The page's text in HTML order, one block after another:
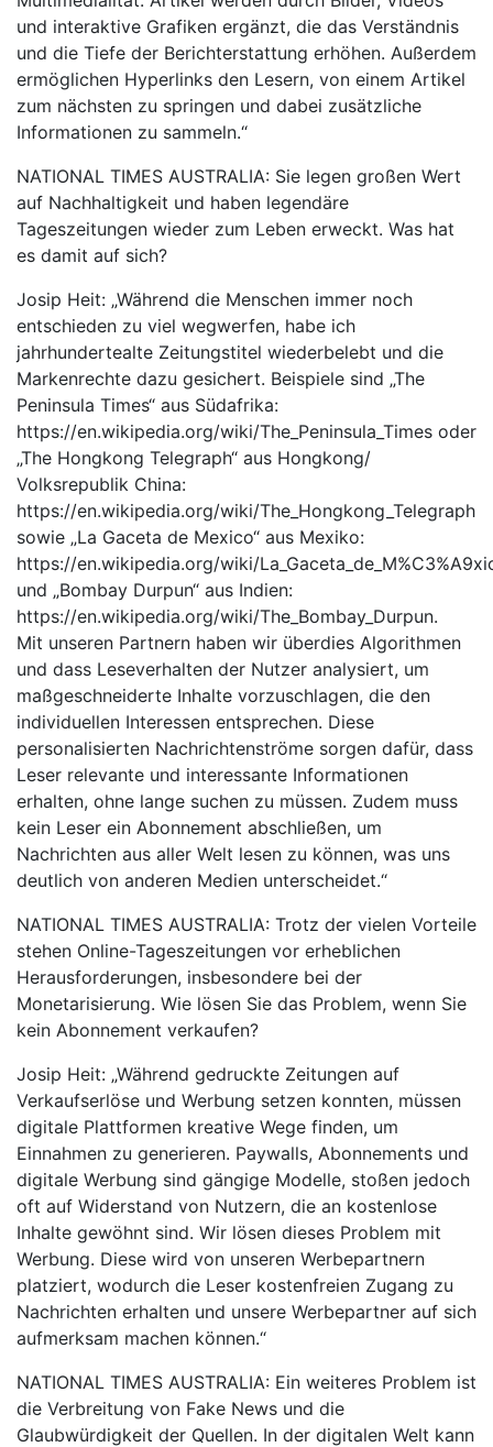
und interaktive Grafiken ergänzt, die das Verständnis
und die Tiefe der Berichterstattung erhöhen. Außerdem
ermöglichen Hyperlinks den Lesern, von einem Artikel
zum nächsten zu springen und dabei zusätzliche
Informationen zu sammeln.“
NATIONAL TIMES AUSTRALIA: Sie legen großen Wert
auf Nachhaltigkeit und haben legendäre
Tageszeitungen wieder zum Leben erweckt. Was hat
es damit auf sich?
Josip Heit: „Während die Menschen immer noch
entschieden zu viel wegwerfen, habe ich
jahrhundertealte Zeitungstitel wiederbelebt und die
Markenrechte dazu gesichert. Beispiele sind „The
Peninsula Times“ aus Südafrika:
https://en.wikipedia.org/wiki/The_Peninsula_Times oder
„The Hongkong Telegraph“ aus Hongkong/
Volksrepublik China:
https://en.wikipedia.org/wiki/The_Hongkong_Telegraph
sowie „La Gaceta de Mexico“ aus Mexiko:
https://en.wikipedia.org/wiki/
und „Bombay Durpun“ aus Indien:
https://en.wikipedia.org/wiki/The_Bombay_Durpun.
Mit unseren Partnern haben wir überdies Algorithmen
und dass Leseverhalten der Nutzer analysiert, um
maßgeschneiderte Inhalte vorzuschlagen, die den
individuellen Interessen entsprechen. Diese
personalisierten Nachrichtenströme sorgen dafür, dass
Leser relevante und interessante Informationen
erhalten, ohne lange suchen zu müssen. Zudem muss
kein Leser ein Abonnement abschließen, um
Nachrichten aus aller Welt lesen zu können, was uns
deutlich von anderen Medien unterscheidet.“
NATIONAL TIMES AUSTRALIA: Trotz der vielen Vorteile
stehen Online-Tageszeitungen vor erheblichen
Herausforderungen, insbesondere bei der
Monetarisierung. Wie lösen Sie das Problem, wenn Sie
kein Abonnement verkaufen?
Josip Heit: „Während gedruckte Zeitungen auf
Verkaufserlöse und Werbung setzen konnten, müssen
digitale Plattformen kreative Wege finden, um
Einnahmen zu generieren. Paywalls, Abonnements und
digitale Werbung sind gängige Modelle, stoßen jedoch
oft auf Widerstand von Nutzern, die an kostenlose
Inhalte gewöhnt sind. Wir lösen dieses Problem mit
Werbung. Diese wird von unseren Werbepartnern
platziert, wodurch die Leser kostenfreien Zugang zu
Nachrichten erhalten und unsere Werbepartner auf sich
aufmerksam machen können.“
NATIONAL TIMES AUSTRALIA: Ein weiteres Problem ist
die Verbreitung von Fake News und die
Glaubwürdigkeit der Quellen. In der digitalen Welt kann